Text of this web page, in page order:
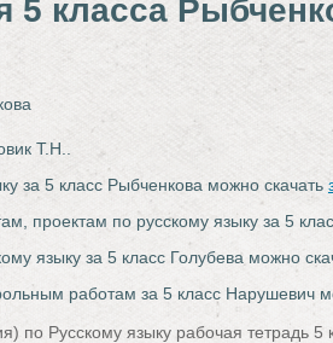
5 класса
Т.Н..
за 5 класс Рыбченкова можно скачать
проектам по русскому языку за 5
языку за 5 класс Голубева можно
работам за 5 класс Нарушевич
по Русскому языку рабочая тетрадь